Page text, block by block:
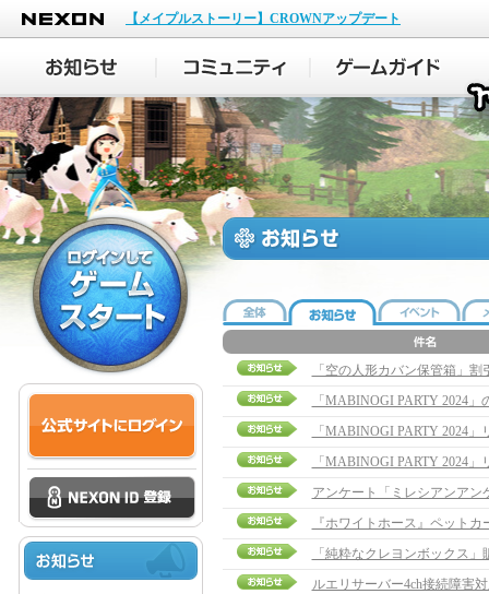
NEXON
【メイプルストーリー】CROWNアップデート
「空の人形カバン保管箱」
「MABINOGI PARTY 2024
「MABINOGI PARTY 2024
「MABINOGI PARTY 2024
アンケート「ミレシアンアン
『ホワイトホース』ペット
「純粋なクレヨンボックス
ルエリサーバー4ch接続障害